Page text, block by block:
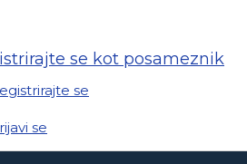
se kot posameznik
se
se